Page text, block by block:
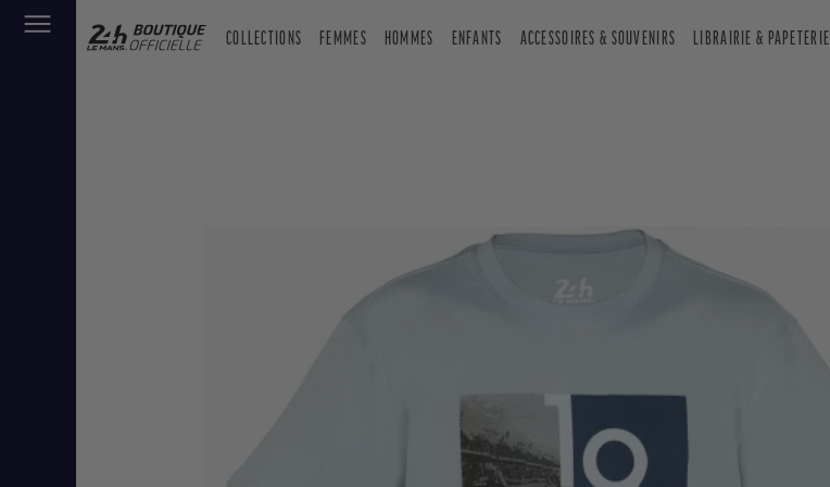
COLLECTIONS FEMMES HOMMES ENFANTS ACCESSOIRES & SOUVENIRS LIBRAIRIE & PAPETERIE